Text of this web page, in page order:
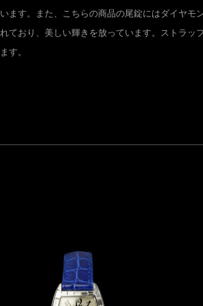
います。また、こちらの商品の尾錠にはダイヤモ
れており、美しい輝きを放っています。ストラッ
ます。